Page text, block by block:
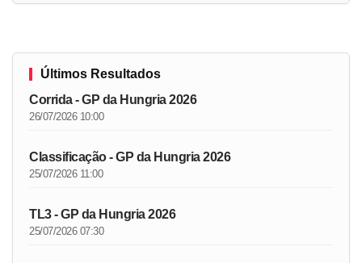
Últimos Resultados
Corrida - GP da Hungria 2026
26/07/2026 10:00
Classificação - GP da Hungria 2026
25/07/2026 11:00
TL3 - GP da Hungria 2026
25/07/2026 07:30